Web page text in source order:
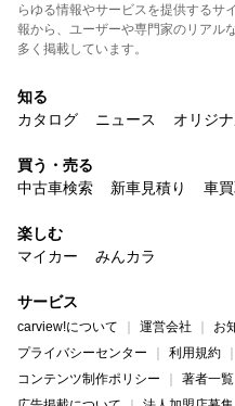
らゆる情報やサービスを提供するサ
報から、ユーザーや専門家のリアル
多く掲載しています。
知る
カタログ
ニュース オリジ
買う・売る
中古車検索
新車見積り 車
楽しむ
マイカー
みんカラ
サービス
carview!について 運営会社 お
プライバシーセンター
利用規約
コンテンツ制作ポリシー
著者一覧